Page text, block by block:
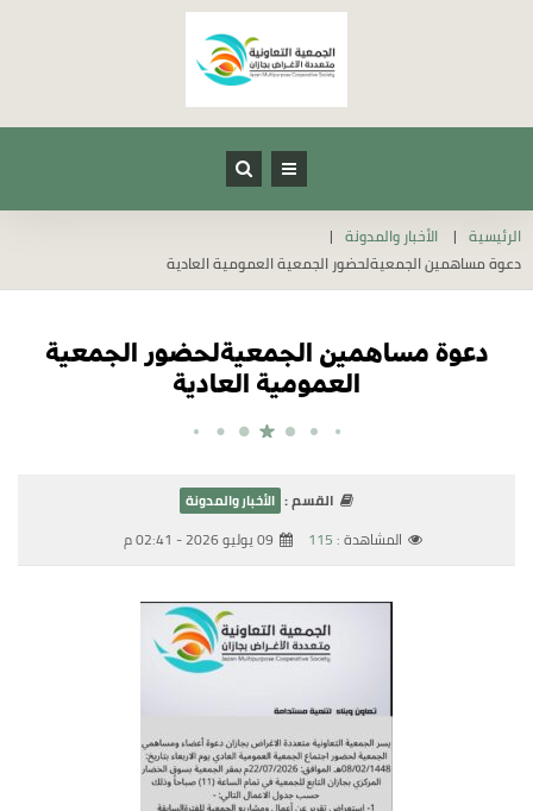
الرئيسية
الأخبار والمدونة
دعوة مساهمين الجمعيةلحضور الجمعية العمومية العادية
دعوة مساهمين الجمعيةلحضور الجمعية
العمومية العادية
القسم : الأخبار والمدونة
المشاهدة :115 09 يوليو 2026 - 02:41 م